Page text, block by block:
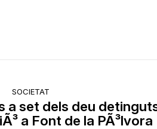
SOCIETAT
a set dels deu
a Font de la PÃ³lvora